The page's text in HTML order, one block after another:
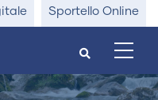
Sportello Online